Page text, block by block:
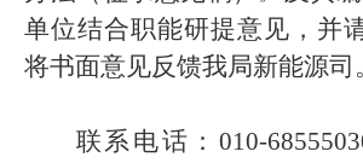
单位结合职能研提意见，并
将书面意见反馈我局新能源司
联系电话：010-